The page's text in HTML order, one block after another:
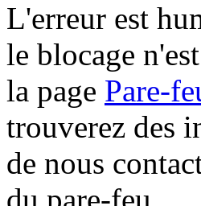
L'erreur est
le blocage
la page Pare-
trouverez des
de nous